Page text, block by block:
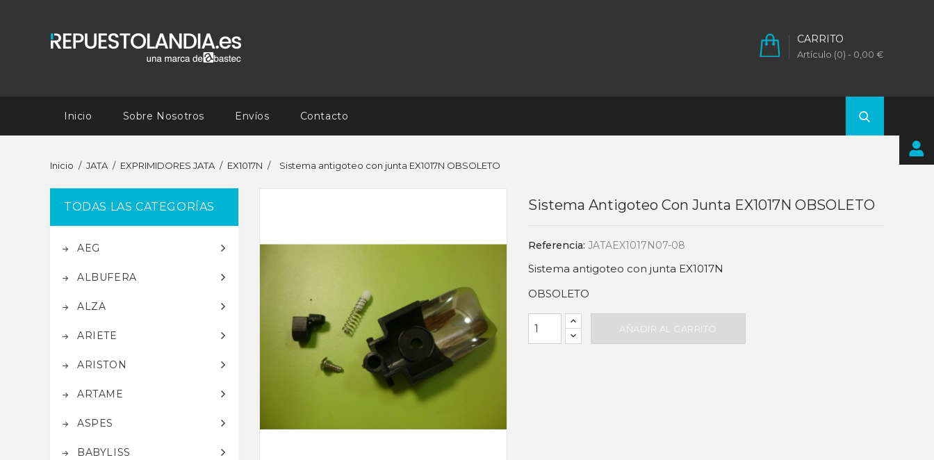
CARRITO
Artículo (0) - 0,00 €
Inicio Sobre Nosotros Envíos Contacto
Inicio JATA EXPRIMIDORES JATA EX1017N Sistema antigoteo con junta EX1017N OBSOLETO
TODAS LAS CATEGORÍAS
AEG
ALBUFERA
ALZA
ARIETE
ARISTON
ARTAME
ASPES
BABYLISS
Sistema Antigoteo Con Junta EX1017N OBSOLETO
Referencia: JATAEX1017N07-08
Sistema antigoteo con junta EX1017N
OBSOLETO
AÑADIR AL CARRITO